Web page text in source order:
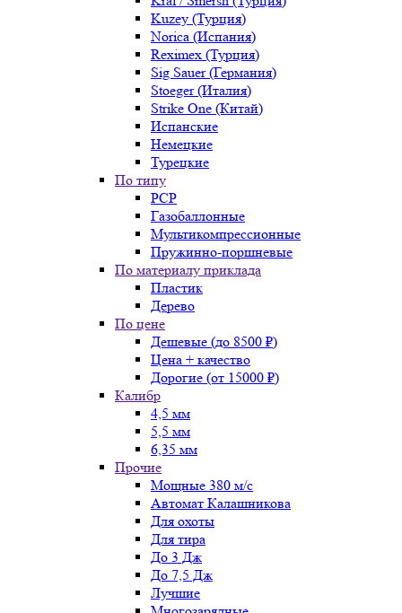
Kuzey (Турция)
Norica (Испания)
Reximex (Турция)
Sig Sauer (Германия)
Stoeger (Италия)
Strike One (Китай)
Испанские
Немецкие
Турецкие
По типу
PCP
Газобаллонные
Мультикомпрессионные
Пружинно-поршневые
По материалу приклада
Пластик
Дерево
По цене
Дешевые (до 8500 ₽)
Цена + качество
Дорогие (от 15000 ₽)
Калибр
4,5 мм
5,5 мм
6,35 мм
Прочие
Мощные 380 м/с
Автомат Калашникова
Для охоты
Для тира
До 3 Дж
До 7,5 Дж
Лучшие